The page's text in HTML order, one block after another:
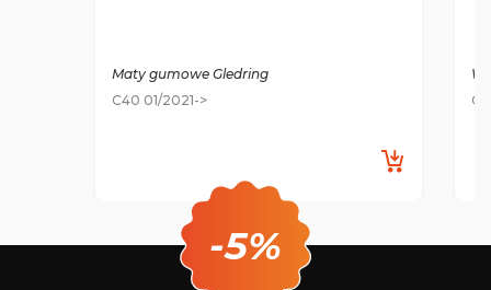
Maty gumowe Gledring
C40 01/2021->
-5%